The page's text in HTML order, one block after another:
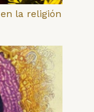
la religión